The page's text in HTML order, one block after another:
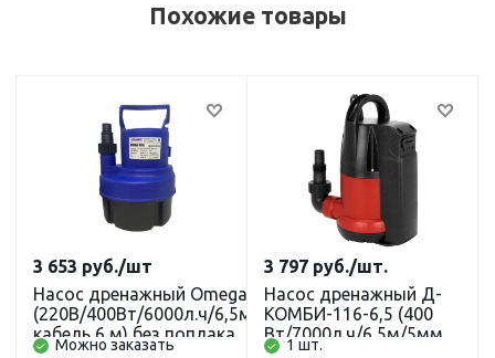
Похожие товары
Насос дренажный Omega 40 LL
(220В/400Вт/6000л.ч/6,5м/3мм/
кабель 6 м) без поплака
BELAMOS
Можно заказать
3 653 руб./шт
Насос дренажный Д-
КОМБИ-116-6,5 (400
Вт/7000л.ч/6,5м/5мм/
кабель 6 м/встроенный
1 шт.
3 797 руб./шт.